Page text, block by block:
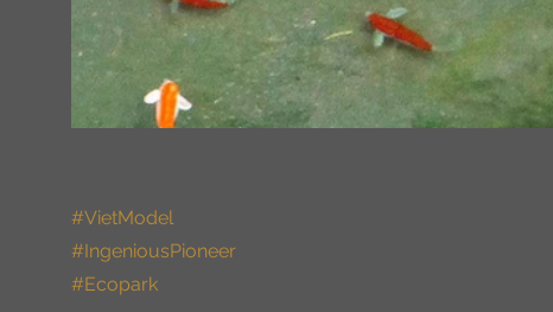
#VietModel
#IngeniousPioneer
#Ecopark